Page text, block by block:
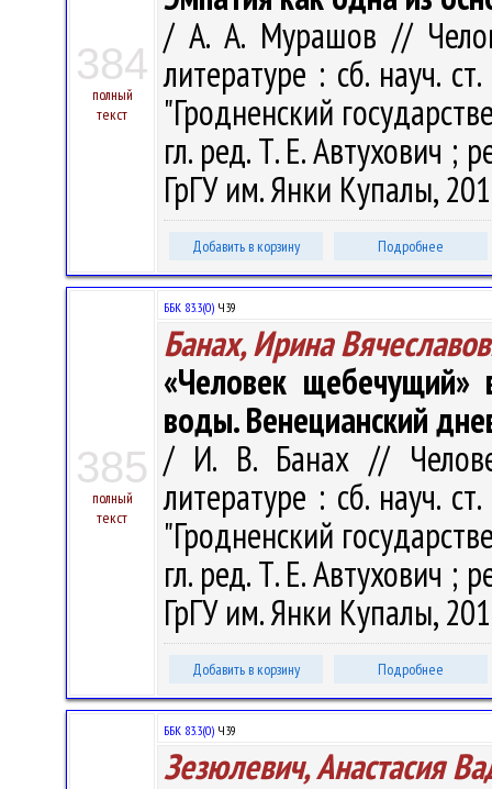
384
полный
текст
/ А. А. Мурашов //
литературе : сб. науч.
"Гродненский
гл. ред. Т. Е. Автухович ;
ГрГУ им. Янки Купалы,
Добавить в корзину Подробнее
385
полный
текст
ББК 83.3(0) Ч39
Банах, Ирина
«Человек щебечущий»
воды. Венецианский
/ И. В. Банах //
литературе : сб. науч.
"Гродненский
гл. ред. Т. Е. Автухович ;
ГрГУ им. Янки Купалы,
Добавить в корзину Подробнее
ББК 83.3(0) Ч39
Зезюлевич, Анастасия